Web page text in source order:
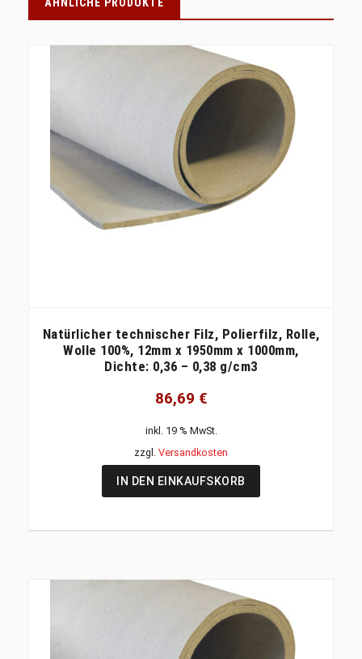
Natürlicher technischer Filz, Polierfilz, Rolle,
Wolle 100%, 12mm x 1950mm x 1000mm,
Dichte: 0,36 – 0,38 g/cm3
86,69 €
inkl. 19 % MwSt.
zzgl. Versandkosten
IN DEN EINKAUFSKORB